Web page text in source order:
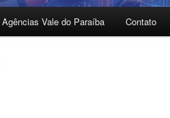
Agências Vale do Paraíba Contato